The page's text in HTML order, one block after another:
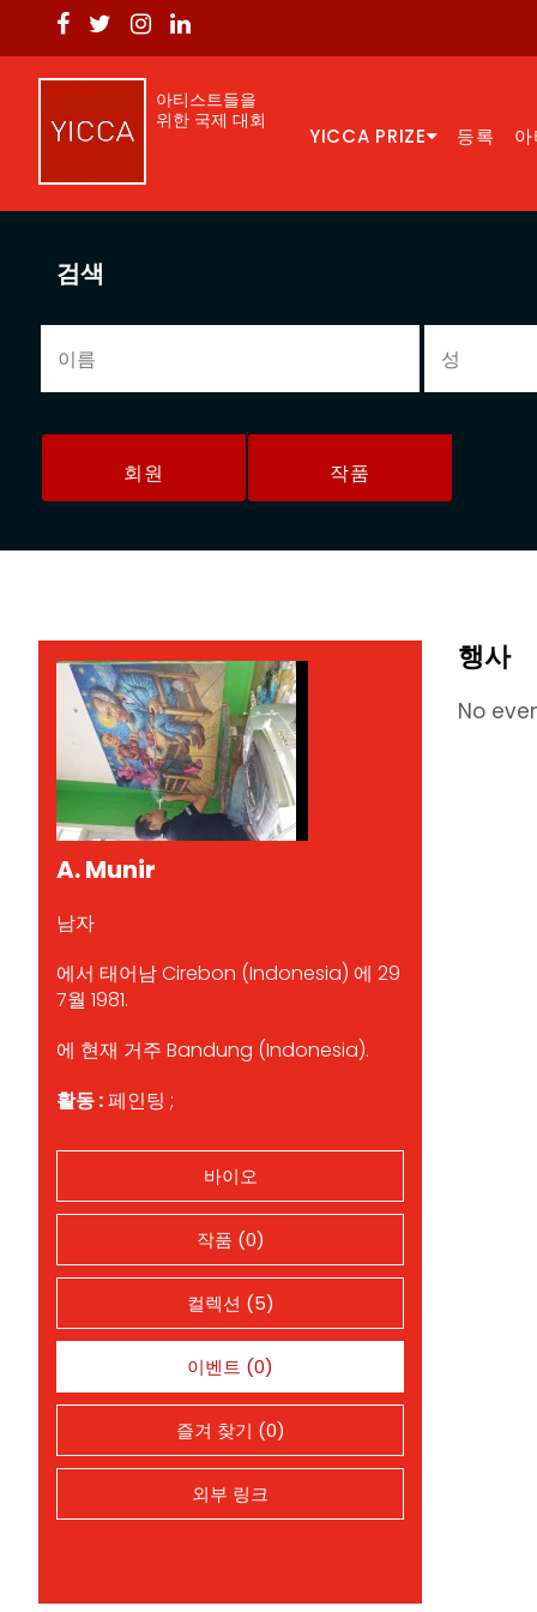
아티스트들을
위한 국제 대회
YICCA PRIZE 등록
검색
회원 작품
A. Munir
남자
에서 태어남 Cirebon (Indonesia) 에 29
7월 1981.
에 현재 거주 Bandung (Indonesia).
활동 :페인팅 ;
바이오
작품 (0)
컬렉션 (5)
이벤트 (0)
즐겨 찾기 (0)
외부 링크
행사
No